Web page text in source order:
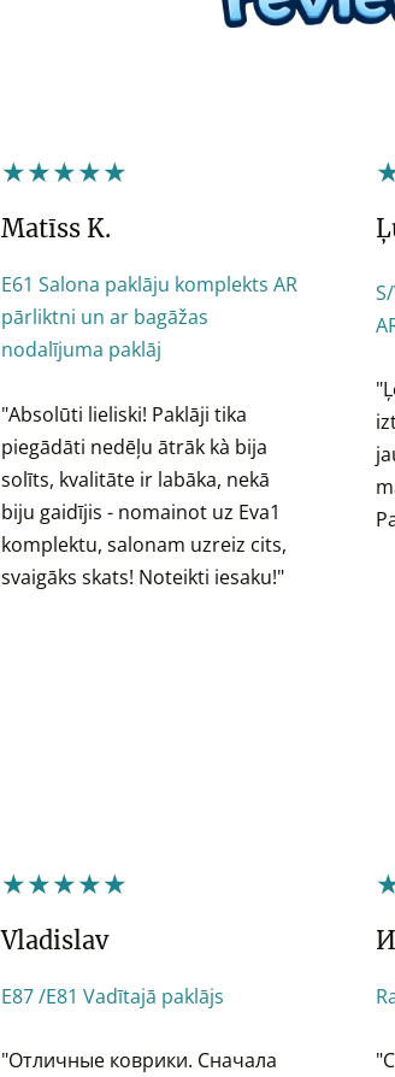
★★★★★
Matīss K.
E61 Salona paklāju komplekts AR
pārliktni un ar bagāžas
nodalījuma paklāj
"Absolūti lieliski! Paklāji tika
piegādāti nedēļu ātrāk kà bija
solīts, kvalitāte ir labāka, nekā
biju gaidījis - nomainot uz Eva1
komplektu, salonam uzreiz cits,
svaigāks skats! Noteikti iesaku!"
"
★★★★★
Vladislav
E87 /E81 Vadītajā paklājs
"Отличные коврики. Сначала
"